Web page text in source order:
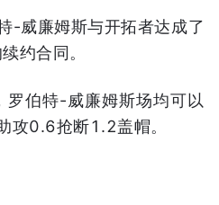
-威廉姆斯与开拓者达成了
约合同。
伯特-威廉姆斯场均可以
0.6抢断1.2盖帽。